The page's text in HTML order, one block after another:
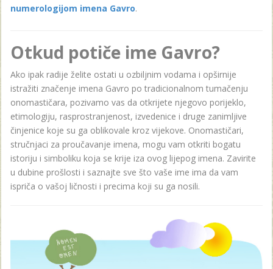
numerologijom imena Gavro.
Otkud potiče ime Gavro?
Ako ipak radije želite ostati u ozbiljnim vodama i opširnije
istražiti značenje imena Gavro po tradicionalnom tumačenju
onomastičara, pozivamo vas da otkrijete njegovo porijeklo,
etimologiju, rasprostranjenost, izvedenice i druge zanimljive
činjenice koje su ga oblikovale kroz vijekove. Onomastičari,
stručnjaci za proučavanje imena, mogu vam otkriti bogatu
istoriju i simboliku koja se krije iza ovog lijepog imena. Zavirite
u dubine prošlosti i saznajte sve što vaše ime ima da vam
ispriča o vašoj ličnosti i precima koji su ga nosili.